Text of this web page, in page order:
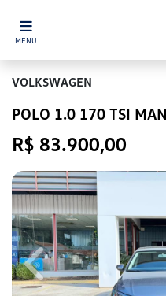
MENU
VOLKSWAGEN
POLO 1.0 170 TSI
R$ 83.900,00
Previous